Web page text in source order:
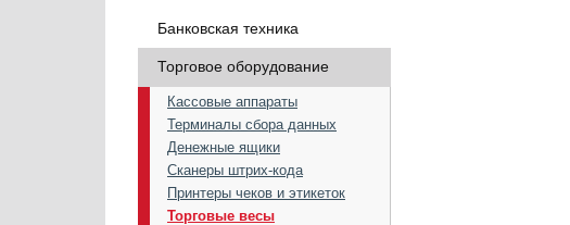
Банковская техника
Торговое оборудование
Кассовые аппараты
Терминалы сбора данных
Денежные ящики
Сканеры штрих-кода
Принтеры чеков и этикеток
Торговые весы